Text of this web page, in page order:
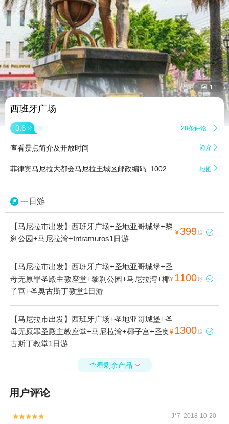
 11
西班牙广场
3.6 分 28条评论 
查看景点简介及开放时间 简介 
菲律宾马尼拉大都会马尼拉王城区邮政编码: 1002 地图 
一日游
【马尼拉市出发】西班牙广场+圣地亚哥城堡+黎
刹公园+马尼拉湾+Intramuros1日游
¥399起 
【马尼拉市出发】西班牙广场+圣地亚哥城堡+圣
母无原罪圣殿主教座堂+黎刹公园+马尼拉湾+椰
子宫+圣奥古斯丁教堂1日游
¥ 1100起 
【马尼拉市出发】西班牙广场+圣地亚哥城堡+圣
母无原罪圣殿主教座堂+马尼拉湾+椰子宫+圣奥
古斯丁教堂1日游
¥ 1300起 
查看剩余产品 
用户评论

 J*7 2018-10-20
